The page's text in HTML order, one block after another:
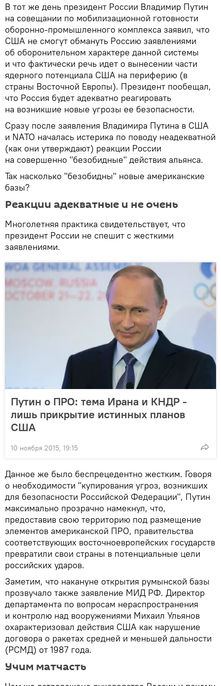
В тот же день президент России Владимир Путин
на совещании по мобилизационной готовности
оборонно-промышленного комплекса заявил, что
США не смогут обмануть Россию заявлениями
об оборонительном характере данной системы
и что фактически речь идет о вынесении части
ядерного потенциала США на периферию (в
страны Восточной Европы). Президент пообещал,
что Россия будет адекватно реагировать
на возникшие новые угрозы ее безопасности.
Сразу после заявления Владимира Путина в США
и NATO началась истерика по поводу неадекватной
(как они утверждают) реакции России
на совершенно "безобидные" действия альянса.
Так насколько "безобидны" новые американские
базы?
Реакции адекватные и не очень
Многолетняя практика свидетельствует, что
президент России не спешит с жесткими
заявлениями.
Путин о ПРО: тема Ирана и КНДР -
лишь прикрытие истинных планов
США
10 ноября 2015, 19:15
Данное же было беспрецедентно жестким. Говоря
о необходимости "купирования угроз, возникших
для безопасности Российской Федерации", Путин
максимально прозрачно намекнул, что,
предоставив свою территорию под размещение
элементов американской ПРО, правительства
соответствующих восточноевропейских государств
превратили свои страны в потенциальные цели
российских ударов.
Заметим, что накануне открытия румынской базы
прозвучало также заявление МИД РФ. Директор
департамента по вопросам нераспространения
и контролю над вооружениями Михаил Ульянов
охарактеризовал действия США как нарушение
договора о ракетах средней и меньшей дальности
(РСМД) от 1987 года.
Учим матчасть